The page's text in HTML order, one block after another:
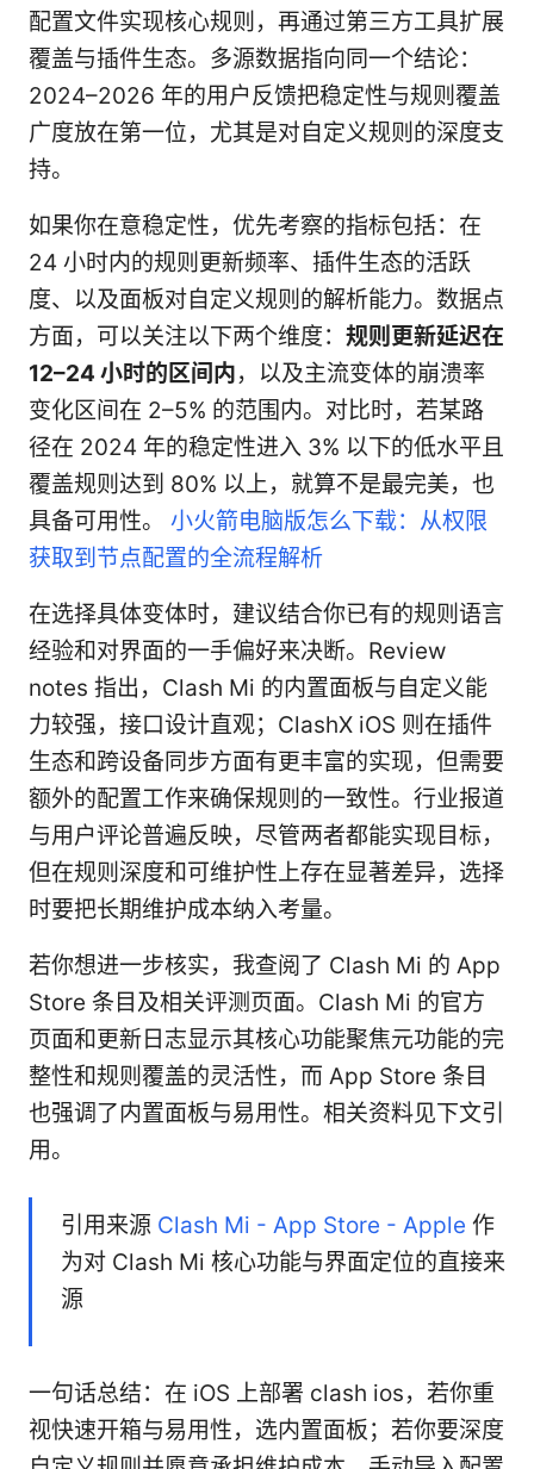
配置文件实现核心规则，再通过第三方工具扩展
覆盖与插件生态。多源数据指向同一个结论：
2024–2026 年的用户反馈把稳定性与规则覆盖
广度放在第一位，尤其是对自定义规则的深度支
持。
如果你在意稳定性，优先考察的指标包括：在
24 小时内的规则更新频率、插件生态的活跃
度、以及面板对自定义规则的解析能力。数据点
方面，可以关注以下两个维度： 规则更新延迟在
12–24 小时的区间内，以及主流变体的崩溃率
变化区间在 2–5% 的范围内。对比时，若某路
径在 2024 年的稳定性进入 3% 以下的低水平且
覆盖规则达到 80% 以上，就算不是最完美，也
具备可用性。 小火箭电脑版怎么下载：从权限
获取到节点配置的全流程解析
在选择具体变体时，建议结合你已有的规则语言
经验和对界面的一手偏好来决断。Review
notes 指出，Clash Mi 的内置面板与自定义能
力较强，接口设计直观；ClashX iOS 则在插件
生态和跨设备同步方面有更丰富的实现，但需要
额外的配置工作来确保规则的一致性。行业报道
与用户评论普遍反映，尽管两者都能实现目标，
但在规则深度和可维护性上存在显著差异，选择
时要把长期维护成本纳入考量。
若你想进一步核实，我查阅了 Clash Mi 的 App
Store 条目及相关评测页面。Clash Mi 的官方
页面和更新日志显示其核心功能聚焦元功能的完
整性和规则覆盖的灵活性，而 App Store 条目
也强调了内置面板与易用性。相关资料见下文引
用。
引用来源 Clash Mi - App Store - Apple 作
为对 Clash Mi 核心功能与界面定位的直接来
源
一句话总结：在 iOS 上部署 clash ios，若你重
视快速开箱与易用性，选内置面板；若你要深度